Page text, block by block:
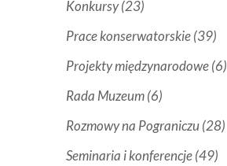
Konkursy(23)
Prace konserwatorskie(39)
Projekty międzynarodowe(6)
Rada Muzeum(6)
Rozmowy na Pograniczu(28)
Seminaria i konferencje(49)